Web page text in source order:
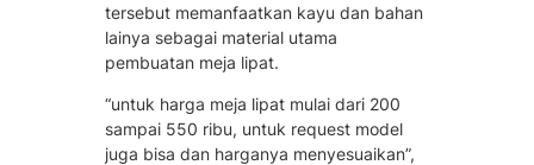
tersebut memanfaatkan kayu dan bahan
lainya sebagai material utama
pembuatan meja lipat.
“untuk harga meja lipat mulai dari 200
sampai 550 ribu, untuk request model
juga bisa dan harganya menyesuaikan”,